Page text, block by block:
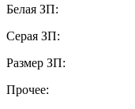
Белая ЗП:
Серая ЗП:
Размер ЗП:
Прочее: